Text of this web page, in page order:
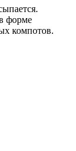
форме
компотов.